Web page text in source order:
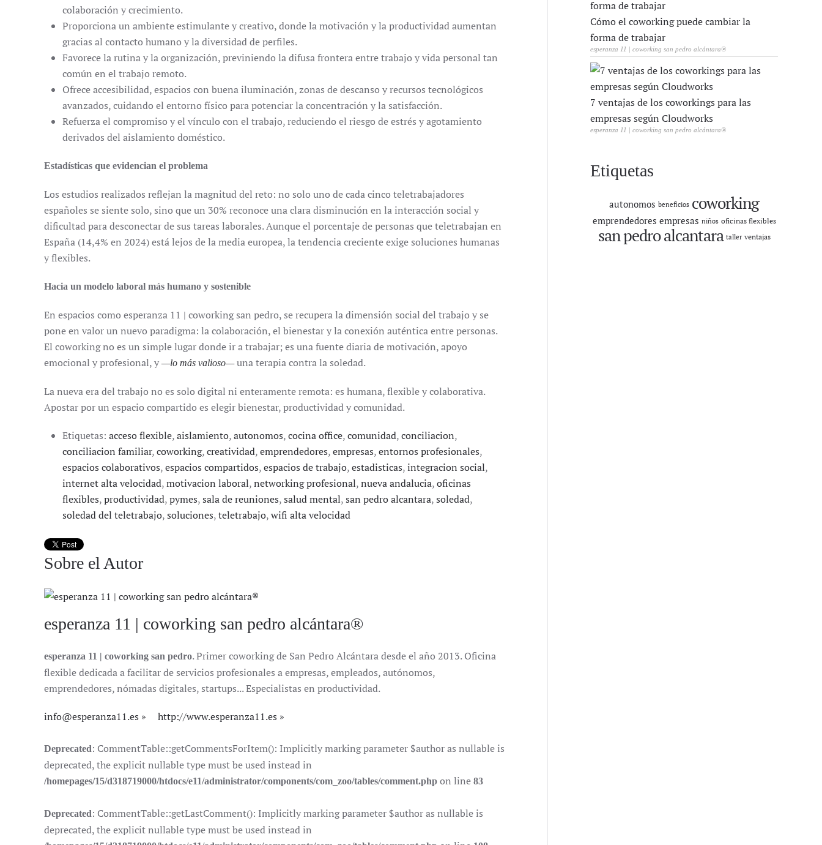
colaboración y crecimiento.
Proporciona un ambiente estimulante y creativo, donde la motivación y la productividad aumentan
gracias al contacto humano y la diversidad de perfiles.
Favorece la rutina y la organización, previniendo la difusa frontera entre trabajo y vida personal tan
común en el trabajo remoto.
Ofrece accesibilidad, espacios con buena iluminación, zonas de descanso y recursos tecnológicos
avanzados, cuidando el entorno físico para potenciar la concentración y la satisfacción.
Refuerza el compromiso y el vínculo con el trabajo, reduciendo el riesgo de estrés y agotamiento
derivados del aislamiento doméstico.
Estadísticas que evidencian el problema
Los estudios realizados reflejan la magnitud del reto: no solo uno de cada cinco teletrabajadores
españoles se siente solo, sino que un 30% reconoce una clara disminución en la interacción social y
dificultad para desconectar de sus tareas laborales. Aunque el porcentaje de personas que teletrabajan en
España (14,4% en 2024) está lejos de la media europea, la tendencia creciente exige soluciones humanas
y flexibles.
Hacia un modelo laboral más humano y sostenible
En espacios como esperanza 11 | coworking san pedro, se recupera la dimensión social del trabajo y se
pone en valor un nuevo paradigma: la colaboración, el bienestar y la conexión auténtica entre personas.
El coworking no es un simple lugar donde ir a trabajar; es una fuente diaria de motivación, apoyo
emocional y profesional, y —lo más valioso—una terapia contra la soledad.
La nueva era del trabajo no es solo digital ni enteramente remota: es humana, flexible y colaborativa.
Apostar por un espacio compartido es elegir bienestar, productividad y comunidad.
Etiquetas: acceso flexible,aislamiento,autonomos,cocina office,comunidad,conciliacion,
conciliacion familiar,coworking,creatividad,emprendedores,empresas,entornos profesionales,
espacios colaborativos,espacios compartidos,espacios de trabajo,estadisticas,integracion social,
internet alta velocidad,motivacion laboral,networking profesional,nueva andalucia,oficinas
flexibles,productividad,pymes,sala de reuniones,salud mental,san pedro alcantara,soledad,
soledad del teletrabajo,soluciones,teletrabajo,wifi alta velocidad
Sobre el Autor
esperanza 11 | coworking san pedro alcántara®
esperanza 11 | coworking san pedro. Primer coworking de San Pedro Alcántara desde el año 2013. Oficina
flexible dedicada a facilitar de servicios profesionales a empresas, empleados, autónomos,
emprendedores, nómadas digitales, startups... Especialistas en productividad.
info@esperanza11.es http://www.esperanza11.es
Deprecated: CommentTable::getCommentsForItem(): Implicitly marking parameter $author as nullable is
deprecated, the explicit nullable type must be used instead in
/homepages/15/d318719000/htdocs/e11/administrator/components/com_zoo/tables/comment.php on line 83
Deprecated: CommentTable::getLastComment(): Implicitly marking parameter $author as nullable is
deprecated, the explicit nullable type must be used instead in
Cómo el coworking puede cambiar la
forma de trabajar
esperanza 11 | coworking san pedro alcántara®
7 ventajas de los coworkings para las
empresas según Cloudworks
esperanza 11 | coworking san pedro alcántara®
Etiquetas
autonomos beneficios coworking
emprendedores empresas niños oficinas flexibles
san pedro alcantara taller ventajas